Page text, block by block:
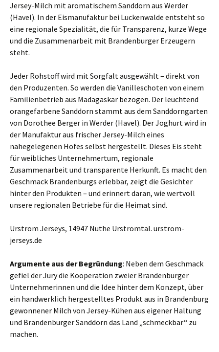
Jersey-Milch mit aromatischem Sanddorn aus Werder
(Havel). In der Eismanufaktur bei Luckenwalde entsteht so
eine regionale Spezialität, die für Transparenz, kurze Wege
und die Zusammenarbeit mit Brandenburger Erzeugern
steht.
Jeder Rohstoff wird mit Sorgfalt ausgewählt – direkt von
den Produzenten. So werden die Vanilleschoten von einem
Familienbetrieb aus Madagaskar bezogen. Der leuchtend
orangefarbene Sanddorn stammt aus dem Sanddorngarten
von Dorothee Berger in Werder (Havel). Der Joghurt wird in
der Manufaktur aus frischer Jersey-Milch eines
nahegelegenen Hofes selbst hergestellt. Dieses Eis steht
für weibliches Unternehmertum, regionale
Zusammenarbeit und transparente Herkunft. Es macht den
Geschmack Brandenburgs erlebbar, zeigt die Gesichter
hinter den Produkten – und erinnert daran, wie wertvoll
unsere regionalen Betriebe für die Heimat sind.
Urstrom Jerseys, 14947 Nuthe Urstromtal. urstrom-
jerseys.de
Argumente aus der Begründung: Neben dem Geschmack
gefiel der Jury die Kooperation zweier Brandenburger
Unternehmerinnen und die Idee hinter dem Konzept, über
ein handwerklich hergestelltes Produkt aus in Brandenburg
gewonnener Milch von Jersey-Kühen aus eigener Haltung
und Brandenburger Sanddorn das Land „schmeckbar“ zu
machen.